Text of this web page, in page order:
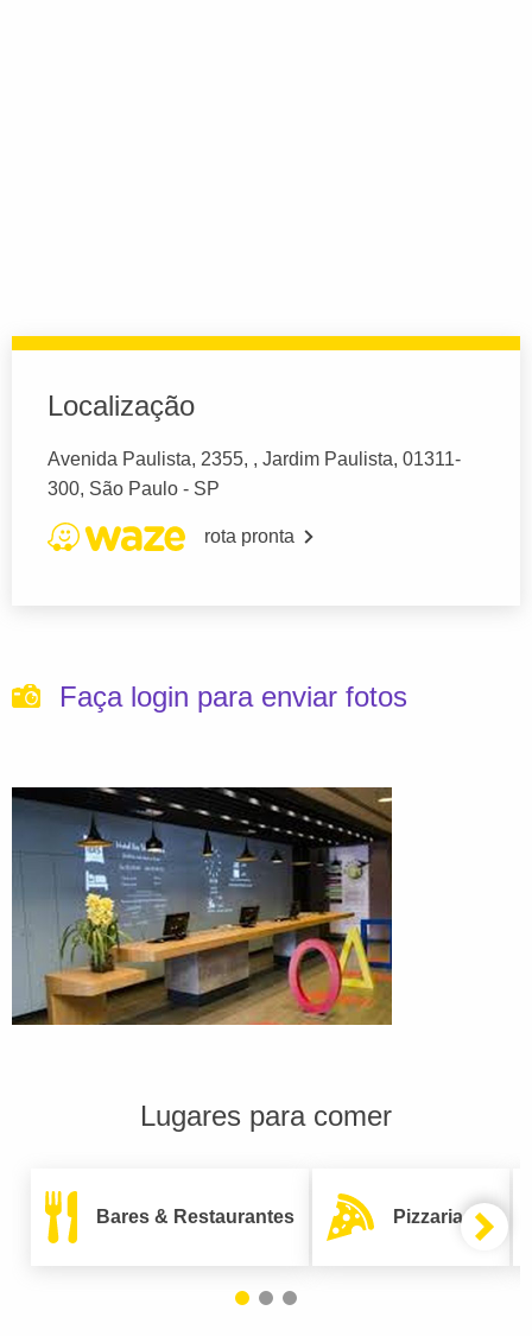
Localização
Avenida Paulista, 2355, , Jardim Paulista, 01311-
300, São Paulo - SP
rota pronta
Faça login para enviar fotos
Lugares para comer
Bares & Restaurantes Pizzarias